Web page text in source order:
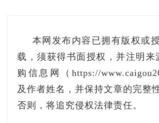
本网发布内容已拥有版权或
载，须获得书面授权，并注明来
购信息网（https://
及作者姓名，并保持文章的完整
否则，将追究侵权法律责任。